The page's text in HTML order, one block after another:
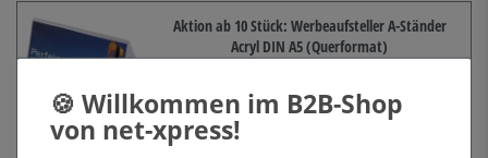
Aktion ab 10 Stück: Werbeaufsteller A-Ständer
Acryl DIN A5 (Querformat)
UVP 4,41 € 3,51 € *